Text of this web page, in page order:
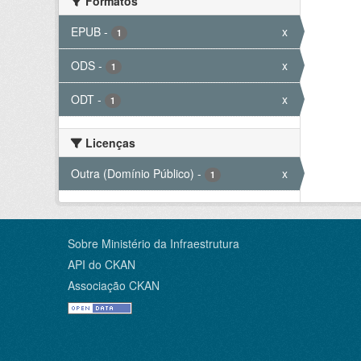
EPUB - 1 x
ODS - 1 x
ODT - 1 x
Licenças
Outra (Domínio Público) - 1 x
Sobre Ministério da Infraestrutura
API do CKAN
Associação CKAN